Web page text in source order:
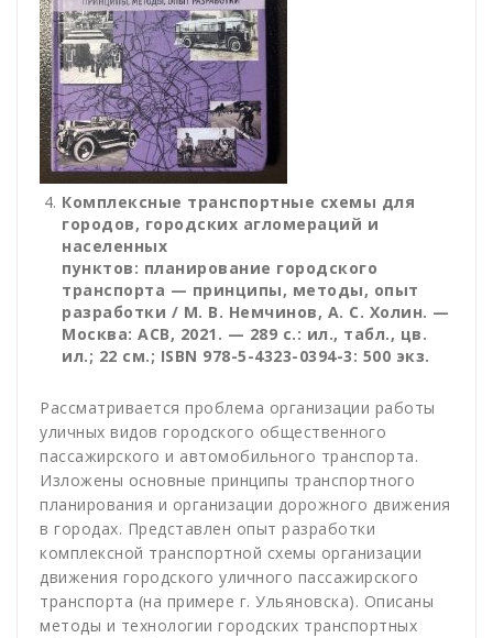
Комплексные транспортные схемы для
городов, городских агломераций и
населенных
пунктов: планирование городского
транспорта — принципы, методы, опыт
разработки / М. В. Немчинов, А. С. Холин. —
Москва: АСВ, 2021. — 289 с.: ил., табл., цв.
ил.; 22 см.; ISBN 978-5-4323-0394-3: 500 экз.
Рассматривается проблема организации работы
уличных видов городского общественного
пассажирского и автомобильного транспорта.
Изложены основные принципы транспортного
планирования и организации дорожного движения
в городах. Представлен опыт разработки
комплексной транспортной схемы организации
движения городского уличного пассажирского
транспорта (на примере г. Ульяновска). Описаны
методы и технологии городских транспортных